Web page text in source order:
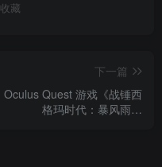
收藏
下一篇
Oculus Quest 游戏《战锤西
格玛时代：暴风雨》